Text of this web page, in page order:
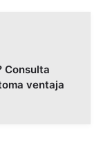
Consulta
ventaja